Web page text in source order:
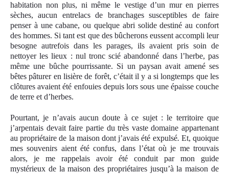
habitation non plus, ni même le vestige d’un mur en pierres
sèches, aucun entrelacs de branchages susceptibles de faire
penser à une cabane, ou quelque abri solide destiné au confort
des hommes. Si tant est que des bûcherons eussent accompli leur
besogne autrefois dans les parages, ils avaient pris soin de
nettoyer les lieux : nul tronc scié abandonné dans l’herbe, pas
même une bûche pourrissante. Si un paysan avait amené ses
bêtes pâturer en lisière de forêt, c’était il y a si longtemps que les
clôtures avaient été enfouies depuis lors sous une épaisse couche
de terre et d’herbes.
Pourtant, je n’avais aucun doute à ce sujet : le territoire que
j’arpentais devait faire partie du très vaste domaine appartenant
au propriétaire de la maison dont j’avais été expulsé. Et, quoique
mes souvenirs aient été confus, dans l’état où je me trouvais
alors, je me rappelais avoir été conduit par mon guide
mystérieux de la maison des propriétaires jusqu’à la maison de